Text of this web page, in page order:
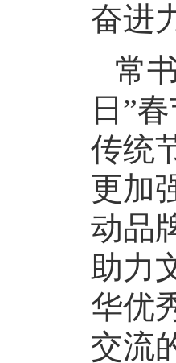
奋进
常
日”
传统
更加
动品
助力
华优
交流